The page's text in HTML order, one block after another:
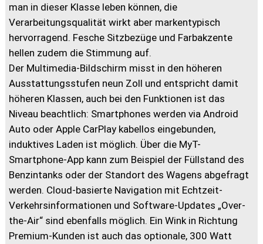
man in dieser Klasse leben können, die
Verarbeitungsqualität wirkt aber markentypisch
hervorragend. Fesche Sitzbezüge und Farbakzente
hellen zudem die Stimmung auf.
Der Multimedia-Bildschirm misst in den höheren
Ausstattungsstufen neun Zoll und entspricht damit
höheren Klassen, auch bei den Funktionen ist das
Niveau beachtlich: Smartphones werden via Android
Auto oder Apple CarPlay kabellos eingebunden,
induktives Laden ist möglich. Über die MyT-
Smartphone-App kann zum Beispiel der Füllstand des
Benzintanks oder der Standort des Wagens abgefragt
werden. Cloud-basierte Navigation mit Echtzeit-
Verkehrsinformationen und Software-Updates „Over-
the-Air“ sind ebenfalls möglich. Ein Wink in Richtung
Premium-Kunden ist auch das optionale, 300 Watt